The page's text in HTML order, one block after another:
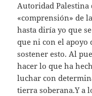
Autoridad
«comprensión» de
hasta diría yo que
que ni con el apoyo
sostener esto. Al
hacer lo que ha
luchar con
tierra soberana.Y a